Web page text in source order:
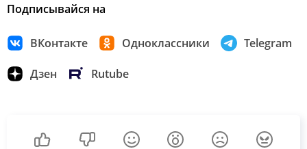
Подписывайся на
ВКонтакте Одноклассники Telegram
Дзен Rutube